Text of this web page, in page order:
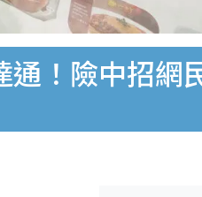
！險中招網